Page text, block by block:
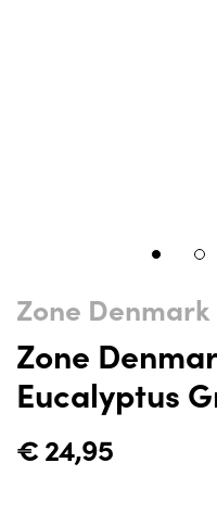
Zone Denmark
Zone
Eucalyptus
€24,95